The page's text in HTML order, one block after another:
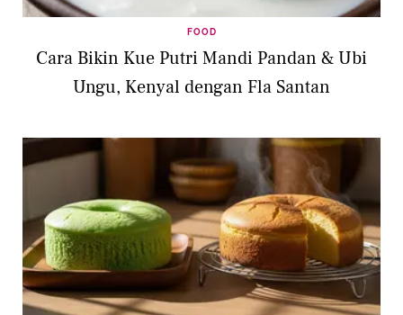
FOOD
Cara Bikin Kue Putri Mandi Pandan & Ubi
Ungu, Kenyal dengan Fla Santan